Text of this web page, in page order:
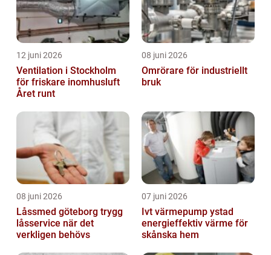
12 juni 2026
Ventilation i Stockholm
för friskare inomhusluft
Året runt
08 juni 2026
Omrörare för industriellt
bruk
08 juni 2026
Låssmed göteborg trygg
låsservice när det
verkligen behövs
07 juni 2026
Ivt värmepump ystad
energieffektiv värme för
skånska hem